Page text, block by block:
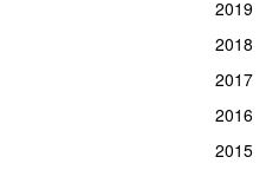
2019
2018
2017
2016
2015